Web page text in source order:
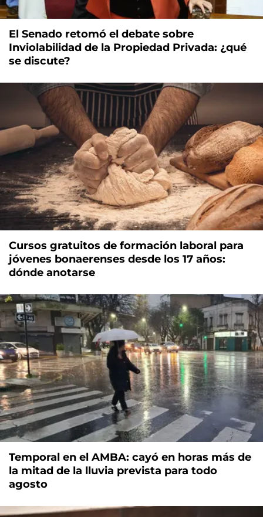
El Senado retomó el debate sobre
Inviolabilidad de la Propiedad Privada: ¿qué
se discute?
Cursos gratuitos de formación laboral para
jóvenes bonaerenses desde los 17 años:
dónde anotarse
Temporal en el AMBA: cayó en horas más de
la mitad de la lluvia prevista para todo
agosto